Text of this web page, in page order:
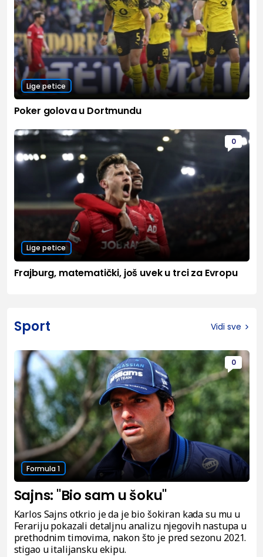
Lige petice
Poker golova u Dortmundu
0
Lige petice
Frajburg, matematički, još uvek u trci za Evropu
Sport Vidi sve
0
Formula 1
Sajns: "Bio sam u šoku"
Karlos Sajns otkrio je da je bio šokiran kada su mu u
Ferariju pokazali detaljnu analizu njegovih nastupa u
prethodnim timovima, nakon što je pred sezonu 2021.
stigao u italijansku ekipu.